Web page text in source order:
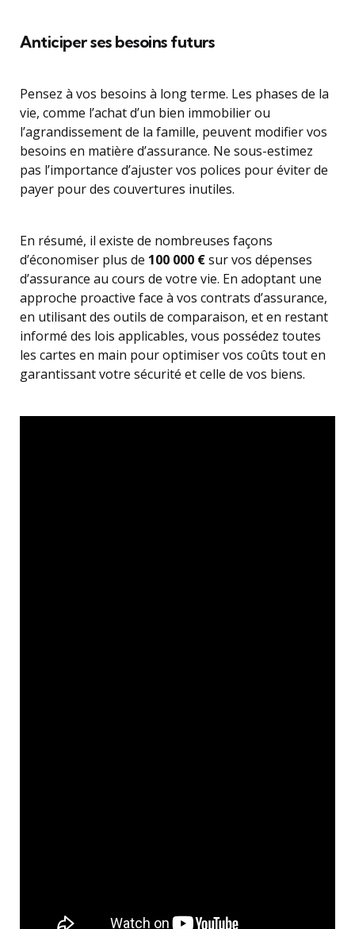
Anticiper ses besoins futurs
Pensez à vos besoins à long terme. Les phases de la
vie, comme l’achat d’un bien immobilier ou
l’agrandissement de la famille, peuvent modifier vos
besoins en matière d’assurance. Ne sous-estimez
pas l’importance d’ajuster vos polices pour éviter de
payer pour des couvertures inutiles.
En résumé, il existe de nombreuses façons
d’économiser plus de 100 000 €sur vos dépenses
d’assurance au cours de votre vie. En adoptant une
approche proactive face à vos contrats d’assurance,
en utilisant des outils de comparaison, et en restant
informé des lois applicables, vous possédez toutes
les cartes en main pour optimiser vos coûts tout en
garantissant votre sécurité et celle de vos biens.